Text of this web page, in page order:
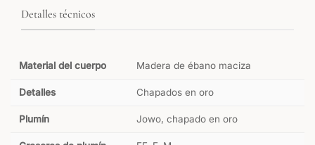
Detalles técnicos
Material del cuerpo Madera de ébano maciza
Detalles Chapados en oro
Plumín Jowo, chapado en oro